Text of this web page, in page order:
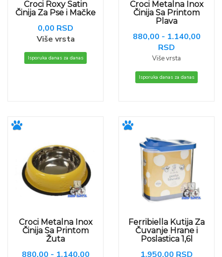
Croci Roxy Satin
Činija Za Pse i Mačke
0,00 RSD
Više vrsta
Isporuka danas za danas
Croci Metalna Inox
Činija Sa Printom
Plava
880,00 - 1.140,00
RSD
Više vrsta
Isporuka danas za danas
Croci Metalna Inox
Činija Sa Printom
Žuta
880,00 - 1.140,00
Ferribiella Kutija Za
Čuvanje Hrane i
Poslastica 1,6l
1.950,00 RSD